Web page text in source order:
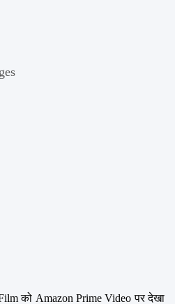
को Amazon Prime Video पर देखा